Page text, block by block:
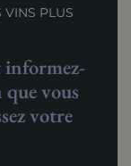
VINS PLUS
vous
votre